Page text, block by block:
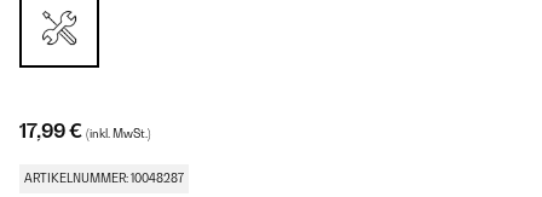
17,99 € (inkl. MwSt.)
ARTIKELNUMMER: 10048287